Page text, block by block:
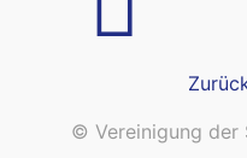
© Vereinigung der